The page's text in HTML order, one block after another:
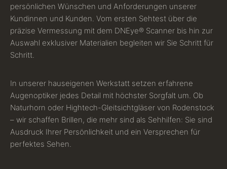
persönlichen Wünschen und Anforderungen unserer
Kundinnen und Kunden. Vom ersten Sehtest über die
präzise Vermessung mit dem DNEye® Scanner bis hin zur
Auswahl exklusiver Materialien begleiten wir Sie Schritt für
Schritt.
In unserer hauseigenen Werkstatt setzen erfahrene
Augenoptiker jedes Detail mit höchster Sorgfalt um. Ob
Naturhorn oder Hightech-Gleitsichtgläser von Rodenstock
– wir schaffen Brillen, die mehr sind als Sehhilfen: Sie sind
Ausdruck Ihrer Persönlichkeit und ein Versprechen für
perfektes Sehen.